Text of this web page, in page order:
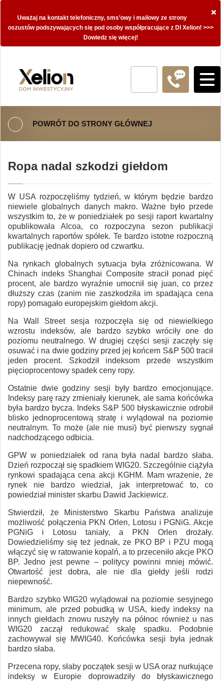
×
Uważaj na kontakt telefoniczny, sms’owy i mailowy ze strony
oszustów podszywających się pod osoby współpracujące z DI Xelion! >>>
Dowiedz się więcej!
POWRÓT DO STRONY GŁÓWNEJ
Ropa nadal szkodzi giełdom
W USA rozpoczęliśmy tydzień, w którym będzie bardzo
niewiele globalnych danych makro. Ważne było przede
wszystkim to, że w poniedziałek po sesji raport kwartalny
opublikowała Alcoa, co rozpoczyna sezon publikacji
kwartalnych raportów spółek. Te bardzo istotne rozpoczną
publikację jednak dopiero od czwartku.
Na rynkach globalnych sytuacja była zróżnicowana. W
Chinach indeks Shanghai Composite stracił ponad pięć
procent, ale bardzo wyraźnie umocnił się juan, co przez
dłuższy czas (zanim nie zaszkodziła im spadająca cena
ropy) pomagało europejskim giełdom akcji.
Na Wall Street sesja rozpoczęła się od niewielkiego
wzrostu indeksów, ale bardzo szybko wróciły one do
poziomu neutralnego. W drugiej części sesji zaczęły się
osuwać i na dwie godziny przed jej końcem S&P 500 tracił
jeden procent. Szkodził indeksom przede wszystkim
pięcioprocentowy spadek ceny ropy.
Ostatnie dwie godziny sesji były bardzo emocjonujące.
Indeksy parę razy zmieniały kierunek, ale sama końcówka
była bardzo bycza. Indeks S&P 500 błyskawicznie odrobił
blisko jednoprocentową stratę i wylądował na poziomie
neutralnym. To może (ale nie musi) być pierwszy sygnał
nadchodzącego odbicia.
GPW w poniedziałek od rana była nadal bardzo słaba.
Dzień rozpoczął się spadkiem WIG20. Szczególnie ciążyła
rynkowi spadająca cena akcji KGHM. Mam wrażenie, że
rynek nie bardzo wiedział, jak interpretować to, co
powiedział minister skarbu Dawid Jackiewicz.
Stwierdził, że Ministerstwo Skarbu Państwa analizuje
możliwość połączenia PKN Orlen, Lotosu i PGNiG. Akcje
PGNiG i Lotosu taniały, a PKN Orlen drożały.
Dowiedzieliśmy się też jednak, ze PKO BP i PZU mogą
włączyć się w ratowanie kopalń, a to przeceniło akcje PKO
BP. Jedno jest pewne – politycy powinni mniej mówić.
Otwartość jest dobra, ale nie dla giełdy jeśli rodzi
niepewność.
Bardzo szybko WIG20 wylądował na poziomie sesyjnego
minimum, ale przed pobudką w USA, kiedy indeksy na
innych giełdach znowu ruszyły na północ również u nas
WIG20 zaczął redukować skalę spadku. Podobnie
zachowywał się MWIG40. Końcówka sesji była jednak
bardzo słaba.
Przecena ropy, słaby początek sesji w USA oraz nurkujące
indeksy w Europie doprowadziły do błyskawicznego